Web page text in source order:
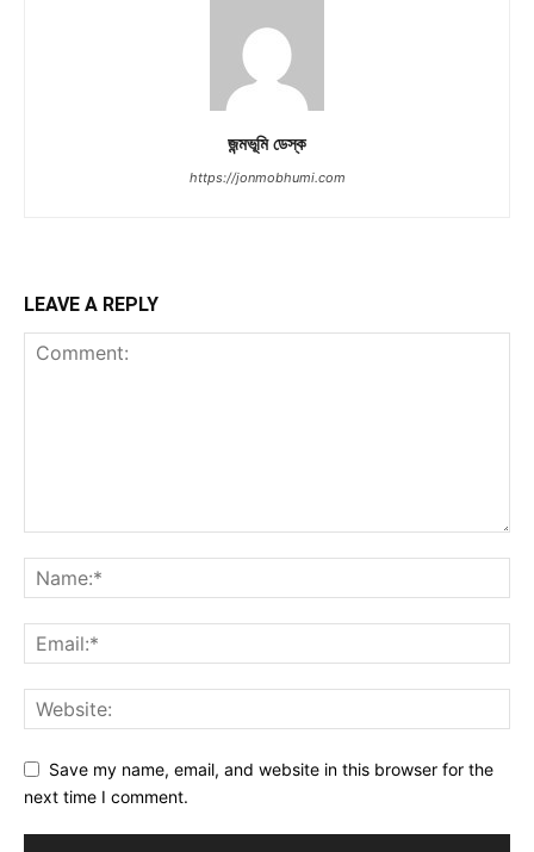
জন্মভূমি ডেস্ক
https://jonmobhumi.com
LEAVE A REPLY
Save my name, email, and website in this browser for the
next time I comment.